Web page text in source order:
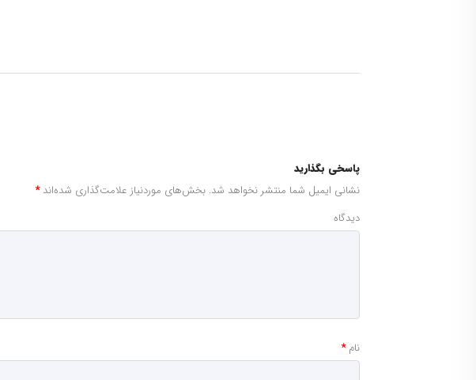
پاسخی بگذارید
نشانی ایمیل شما منتشر نخواهد شد. بخش‌های موردنیاز علامت‌گذاری شده‌اند*
دیدگاه
نام*